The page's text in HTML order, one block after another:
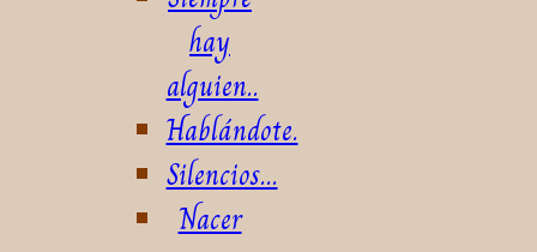
hay
alguien..
Hablándote.
Silencios...
Nacer